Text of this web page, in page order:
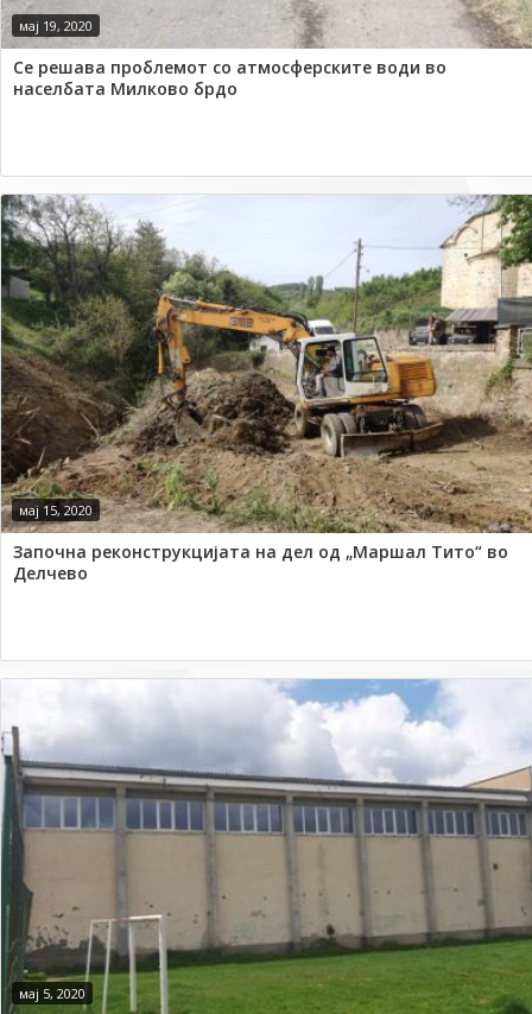
мај 19, 2020
Се решава проблемот со атмосферските води во
населбата Милково брдо
мај 15, 2020
Започна реконструкцијата на дел од „Маршал Тито“ во
Делчево
мај 5, 2020